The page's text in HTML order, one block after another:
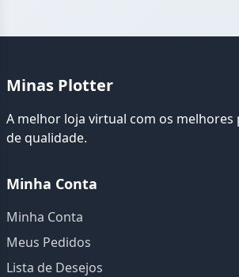
Minas Plotter
A melhor loja virtual com os
de qualidade.
Minha Conta
Minha Conta
Meus Pedidos
Lista de Desejos